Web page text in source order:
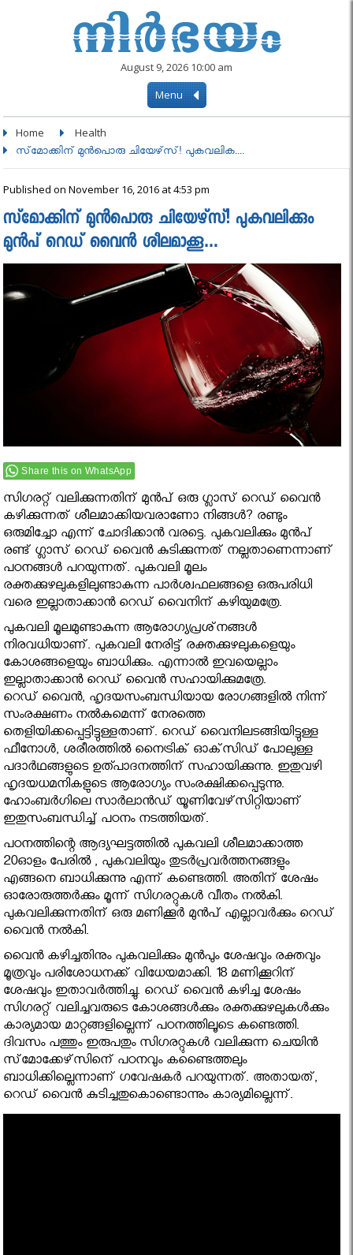
August 9, 2026 10:00 am
Menu
Home Health
സ്‌മോക്കിന് മുന്‍പൊരു ചിയേഴ്‌സ്! പുകവലിക....
Published on November 16, 2016 at 4:53 pm
സ്‌മോക്കിന് മുന്‍പൊരു ചിയേഴ്‌സ്! പുകവലിക്കും
മുന്‍പ് റെഡ് വൈന്‍ ശീലമാക്കൂ…
Share this on WhatsApp
സിഗരറ്റ് വലിക്കുന്നതിന് മുന്‍പ് ഒരു ഗ്ലാസ് റെഡ് വൈന്‍
കഴിക്കുന്നത് ശീലമാക്കിയവരാണോ നിങ്ങള്‍? രണ്ടും
ഒരുമിച്ചോ എന്ന് ചോദിക്കാന്‍ വരട്ടെ. പുകവലിക്കും മുന്‍പ്
രണ്ട് ഗ്ലാസ് റെഡ് വൈന്‍ കുടിക്കുന്നത് നല്ലതാണെന്നാണ്
പഠനങ്ങള്‍ പറയുന്നത്. പുകവലി മൂലം
രക്തക്കുഴലുകളിലുണ്ടാകുന്ന പാര്‍ശ്വഫലങ്ങളെ ഒരുപരിധി
വരെ ഇല്ലാതാക്കാന്‍ റെഡ് വൈനിന് കഴിയുമത്രേ.
പുകവലി മൂലമുണ്ടാകുന്ന ആരോഗ്യപ്രശ്‌നങ്ങള്‍
നിരവധിയാണ്. പുകവലി നേരിട്ട് രക്തക്കുഴലുകളെയും
കോശങ്ങളെയും ബാധിക്കും. എന്നാല്‍ ഇവയെല്ലാം
ഇല്ലാതാക്കാന്‍ റെഡ് വൈന്‍ സഹായിക്കുമത്രേ.
റെഡ് വൈന്‍, ഹൃദയസംബന്ധിയായ രോഗങ്ങളില്‍ നിന്ന്
സംരക്ഷണം നല്‍കുമെന്ന് നേരത്തെ
തെളിയിക്കപ്പെട്ടിട്ടുള്ളതാണ്. റെഡ് വൈനിലടങ്ങിയിട്ടുള്ള
ഫീനോള്‍, ശരീരത്തില്‍ നൈട്രിക് ഓക്‌സിഡ് പോലുള്ള
പദാര്‍ഥങ്ങളുടെ ഉത്പാദനത്തിന് സഹായിക്കുന്നു. ഇതുവഴി
ഹൃദയധമനികളുടെ ആരോഗ്യം സംരക്ഷിക്കപ്പെടുന്നു.
ഹോംബര്‍ഗിലെ സാര്‍ലാന്‍ഡ് യൂണിവേഴ്‌സിറ്റിയാണ്
ഇതുസംബന്ധിച്ച് പഠനം നടത്തിയത്.
പഠനത്തിന്റെ ആദ്യഘട്ടത്തില്‍ പുകവലി ശീലമാക്കാത്ത
20ഓളം പേരില്‍ , പുകവലിയും തുടര്‍പ്രവര്‍ത്തനങ്ങളും
എങ്ങനെ ബാധിക്കുന്നു എന്ന് കണ്ടെത്തി. അതിന് ശേഷം
ഓരോരുത്തര്‍ക്കും മൂന്ന് സിഗരറ്റുകള്‍ വീതം നല്‍കി.
പുകവലിക്കുന്നതിന് ഒരു മണിക്കൂര്‍ മുന്‍പ് എല്ലാവര്‍ക്കും റെഡ്
വൈന്‍ നല്‍കി.
വൈന്‍ കഴിച്ചതിനും പുകവലിക്കും മുന്‍പും ശേഷവും രക്തവും
മൂത്രവും പരിശോധനക്ക് വിധേയമാക്കി. 18 മണിക്കൂറിന്
ശേഷവും ഇതാവര്‍ത്തിച്ചു. റെഡ് വൈന്‍ കഴിച്ച ശേഷം
സിഗരറ്റ് വലിച്ചവരുടെ കോശങ്ങള്‍ക്കും രക്തക്കുഴലുകള്‍ക്കും
കാര്യമായ മാറ്റങ്ങളില്ലെന്ന് പഠനത്തിലൂടെ കണ്ടെത്തി.
ദിവസം പത്തും ഇരുപതും സിഗരറ്റുകള്‍ വലിക്കുന്ന ചെയിന്‍
സ്‌മോക്കേഴ്‌സിനെ് പഠനവും കണ്ടൈത്തലും
ബാധിക്കില്ലെന്നാണ് ഗവേഷകര്‍ പറയുന്നത്. അതായത്,
റെഡ് വൈന്‍ കുടിച്ചതുകൊണ്ടൊന്നും കാര്യമില്ലെന്ന്.